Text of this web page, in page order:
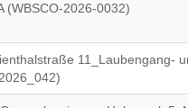
(WBSCO-2026-0032)
11_Laubengang-